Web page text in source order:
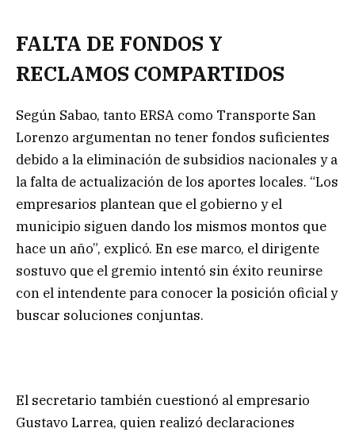
FALTA DE FONDOS Y
RECLAMOS COMPARTIDOS
Según Sabao, tanto ERSA como Transporte San
Lorenzo argumentan no tener fondos suficientes
debido a la eliminación de subsidios nacionales y a
la falta de actualización de los aportes locales. “Los
empresarios plantean que el gobierno y el
municipio siguen dando los mismos montos que
hace un año”, explicó. En ese marco, el dirigente
sostuvo que el gremio intentó sin éxito reunirse
con el intendente para conocer la posición oficial y
buscar soluciones conjuntas.
El secretario también cuestionó al empresario
Gustavo Larrea, quien realizó declaraciones